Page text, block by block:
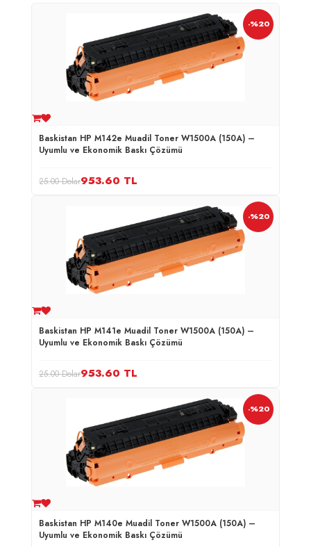
-%20
Baskistan HP M142e Muadil Toner W1500A (150A) –
Uyumlu ve Ekonomik Baskı Çözümü
25.00 Dolar953.60 TL
-%20
Baskistan HP M141e Muadil Toner W1500A (150A) –
Uyumlu ve Ekonomik Baskı Çözümü
25.00 Dolar953.60 TL
-%20
Baskistan HP M140e Muadil Toner W1500A (150A) –
Uyumlu ve Ekonomik Baskı Çözümü